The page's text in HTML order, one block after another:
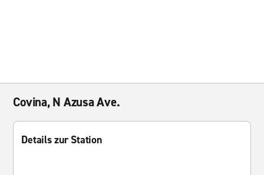
Covina, N Azusa Ave.
Details zur Station